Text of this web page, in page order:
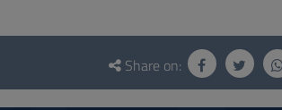
Questionnaire
social
Share on: